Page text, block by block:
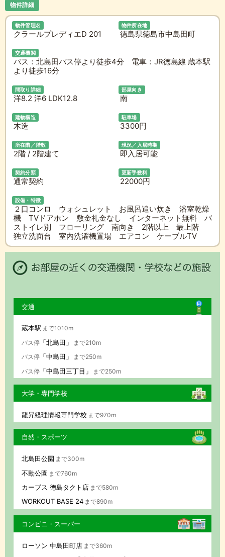
物件詳細
物件管理名
クラールプレディエD 201
物件所在地
徳島県徳島市中島田町
交通機関
バス：北島田バス停より徒歩4分 電車：JR徳島線 蔵本駅
より徒歩16分
間取り詳細
洋8.2 洋6 LDK12.8
部屋向き
南
建物構造
木造
駐車場
3300円
所在階／階数
2階 / 2階建て
現況／入居時期
即入居可能
契約分類
通常契約
更新手数料
22000円
設備・特徴
２口コンロ ウォシュレット お風呂追い炊き 浴室乾燥
機 TVドアホン 敷金礼金なし インターネット無料 バ
ストイレ別 フローリング 南向き 2階以上 最上階
独立洗面台 室内洗濯機置場 エアコン ケーブルTV
交通
蔵本駅 まで1010m
バス停「北島田」
まで210m
バス停「中島田」
まで250m
バス停「中島田三丁目」 まで250m
大学・専門学校
龍昇経理情報専門学校 まで970m
自然・スポーツ
北島田公園 まで300m
不動公園 まで760m
カーブス 徳島タクト店 まで580m
WORKOUT BASE 24 まで890m
コンビニ・スーパー
ローソン 中島田町店 まで360m